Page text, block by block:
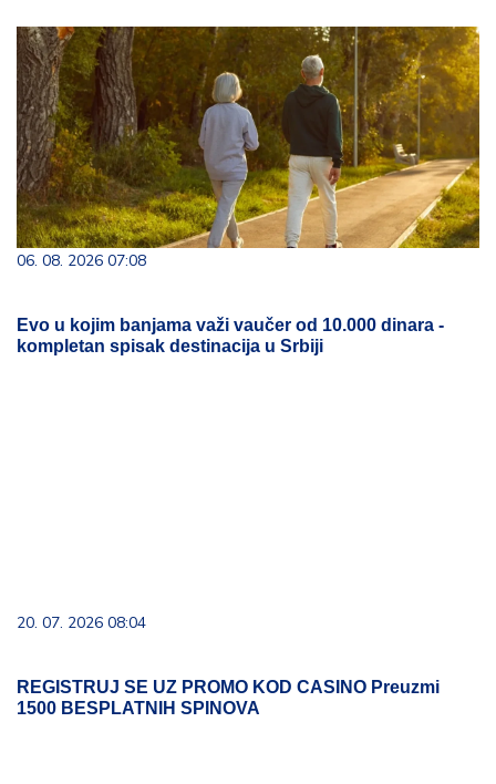
06. 08. 2026 07:08
Evo u kojim banjama važi vaučer od 10.000 dinara -
kompletan spisak destinacija u Srbiji
20. 07. 2026 08:04
REGISTRUJ SE UZ PROMO KOD CASINO Preuzmi
1500 BESPLATNIH SPINOVA